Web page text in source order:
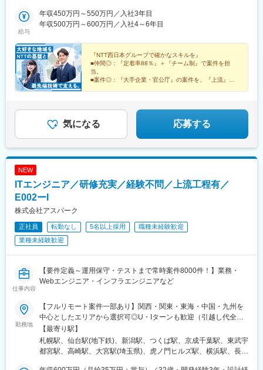
香川【九州】福岡・佐賀・長崎・熊本・大分・鹿児島・沖縄■セー
ルスエンジニア（大阪・長崎以外）【関西】和歌山・京都・滋
福井【中国】岡山・島根・鳥取【四国】愛媛・香川【九州】福
岡・佐賀・熊本・大分・鹿児島・宮崎・沖縄※入社後、転居を伴う
転勤はございません（通勤可能な範囲で勤務ビルが変更となる場
合あり） ただし、更なるキャリアアップを希望した場合（グル
ープ会社採用社員等）は転居を伴う転勤の可能性がございま
気ビル前駅、新福井駅、敦賀駅、県庁前駅(広島県)、田町駅(岡山
県)、鳥取駅、湯田温泉駅、県庁前駅(愛媛県)、瓦町駅、大橋通
駅、宮崎駅、大分駅、新地中華街駅、九品寺交差点駅、天文館通
駅、壺川駅、阿波座駅、四条駅(京都市営)、三井寺駅、奈良駅、三
宮・花時計前駅、矢場町駅、平安通駅、新浜松駅、桜橋駅(富山
県)、福井駅(福井県)、紙屋町西駅、郵便局前駅、市役所前駅(愛媛
県)、栗林駅、高知城前駅、徳島駅、東比恵駅、平和通駅、メディ
烏丸駅、島ノ関駅、貿易センター駅、浜松駅、地鉄ビル前駅、福
井駅、原爆ドーム前駅、新西大寺町筋駅、大街道駅、花園駅(香川
給与
年収450万円～550万円／入社3年目
年収500万円～600万円／入社4～6年目
『NTT西日本グループで確かなスキルを』
■仲間◎：『定着率88％』＋『チーム制』で案件を担
当。
■案件◎：『大手企業・官公庁』の案件を、『上流』か
気になる 応募する
NEW
ITエンジニア／研修充実／経験不問／上流工程有／
E002ーI
株式会社アスパーク
正社員 転勤なし 5名以上採用
職種未経験歓迎
業種未経験歓迎
仕事内容
【要件定義～運用保守・テストまで常時案件8000件！】業務・
Webエンジニア・インフラエンジニアなど
勤務地
【フルリモート案件一部あり】関西・関東・東海・中国・九州を
中心としたエリアから選択可◎U・Iターンも歓迎（引越し代全額
負担など制度も完備！）◎プロジェクトにより、一部完全在宅／
リモート業務もあります。■関西エリア（大阪、京都、兵庫、奈
良、和歌山、滋賀）■関東エリア（東京、神奈川、千葉、埼玉、栃
【最寄り駅】
札幌駅、仙台駅(地下鉄)、新潟駅、つくば駅、京成千葉駅、東武宇
都宮駅、高崎駅、大宮駅(埼玉県)、虎ノ門ヒルズ駅、横浜駅、長野